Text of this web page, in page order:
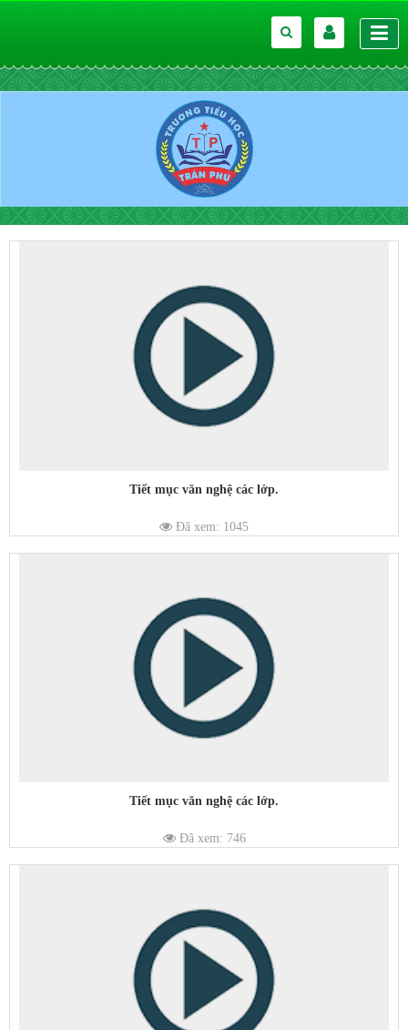
Tiết mục văn nghệ các lớp.
Đã xem: 1045
Tiết mục văn nghệ các lớp.
Đã xem: 746